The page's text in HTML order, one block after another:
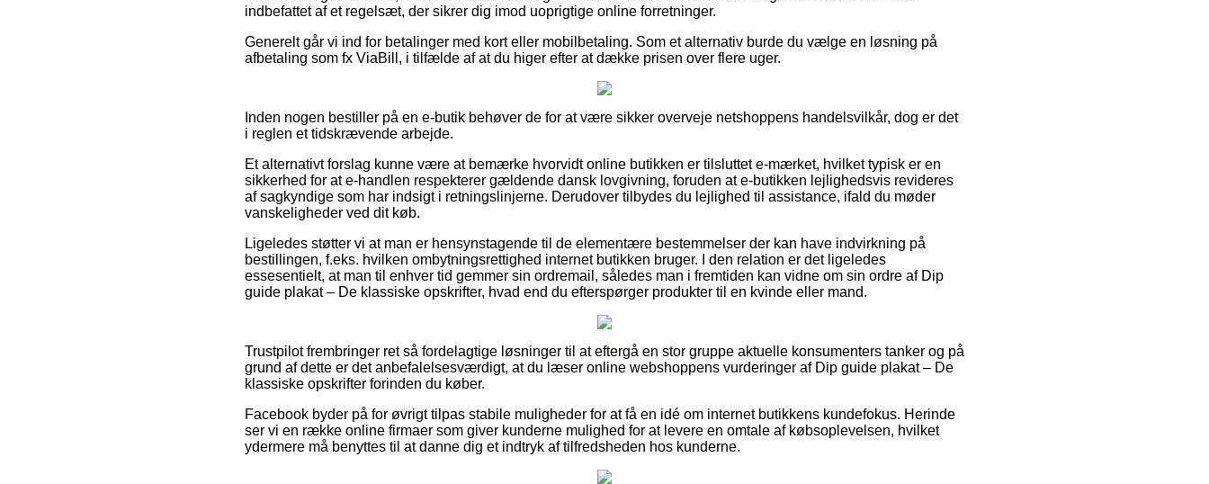
indbefattet af et regelsæt, der sikrer dig imod uoprigtige online forretninger.
Generelt går vi ind for betalinger med kort eller mobilbetaling. Som et alternativ burde du vælge en løsning på
afbetaling som fx ViaBill, i tilfælde af at du higer efter at dække prisen over flere uger.
Inden nogen bestiller på en e-butik behøver de for at være sikker overveje netshoppens handelsvilkår, dog er det
i reglen et tidskrævende arbejde.
Et alternativt forslag kunne være at bemærke hvorvidt online butikken er tilsluttet e-mærket, hvilket typisk er en
sikkerhed for at e-handlen respekterer gældende dansk lovgivning, foruden at e-butikken lejlighedsvis revideres
af sagkyndige som har indsigt i retningslinjerne. Derudover tilbydes du lejlighed til assistance, ifald du møder
vanskeligheder ved dit køb.
Ligeledes støtter vi at man er hensynstagende til de elementære bestemmelser der kan have indvirkning på
bestillingen, f.eks. hvilken ombytningsrettighed internet butikken bruger. I den relation er det ligeledes
essesentielt, at man til enhver tid gemmer sin ordremail, således man i fremtiden kan vidne om sin ordre af Dip
guide plakat – De klassiske opskrifter, hvad end du efterspørger produkter til en kvinde eller mand.
Trustpilot frembringer ret så fordelagtige løsninger til at eftergå en stor gruppe aktuelle konsumenters tanker og på
grund af dette er det anbefalelsesværdigt, at du læser online webshoppens vurderinger af Dip guide plakat – De
klassiske opskrifter forinden du køber.
Facebook byder på for øvrigt tilpas stabile muligheder for at få en idé om internet butikkens kundefokus. Herinde
ser vi en række online firmaer som giver kunderne mulighed for at levere en omtale af købsoplevelsen, hvilket
ydermere må benyttes til at danne dig et indtryk af tilfredsheden hos kunderne.